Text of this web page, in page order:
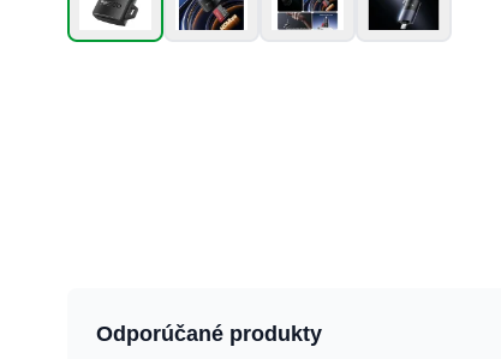
Odporúčané produkty